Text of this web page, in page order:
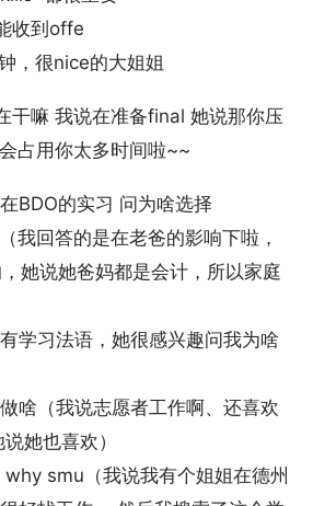
收到offe
，很nice的大姐姐
干嘛 我说在准备final 她说那你压
占用你太多时间啦~~
BDO的实习 问为啥选择
我回答的是在老爸的影响下啦，
她说她爸妈都是会计，所以家庭
学习法语，她很感兴趣问我为啥
啥（我说志愿者工作啊、还喜欢
她也喜欢）
smu（我说我有个姐姐在德州